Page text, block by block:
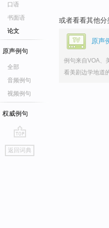
口语
书面语
论文
原声例句
全部
音频例句
视频例句
权威例句
go
top
返回词典
或者看看其他分
原声
例句来自VOA、
看美剧边学地道